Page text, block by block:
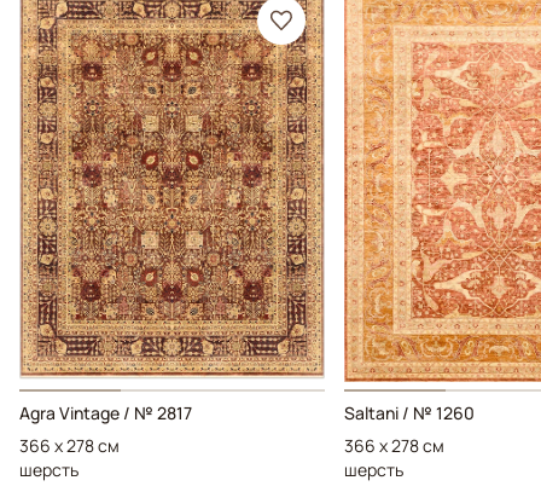
Agra Vintage / № 2817
366 x 278 см
шерсть
Saltani / № 1260
366 x 278 см
шерсть